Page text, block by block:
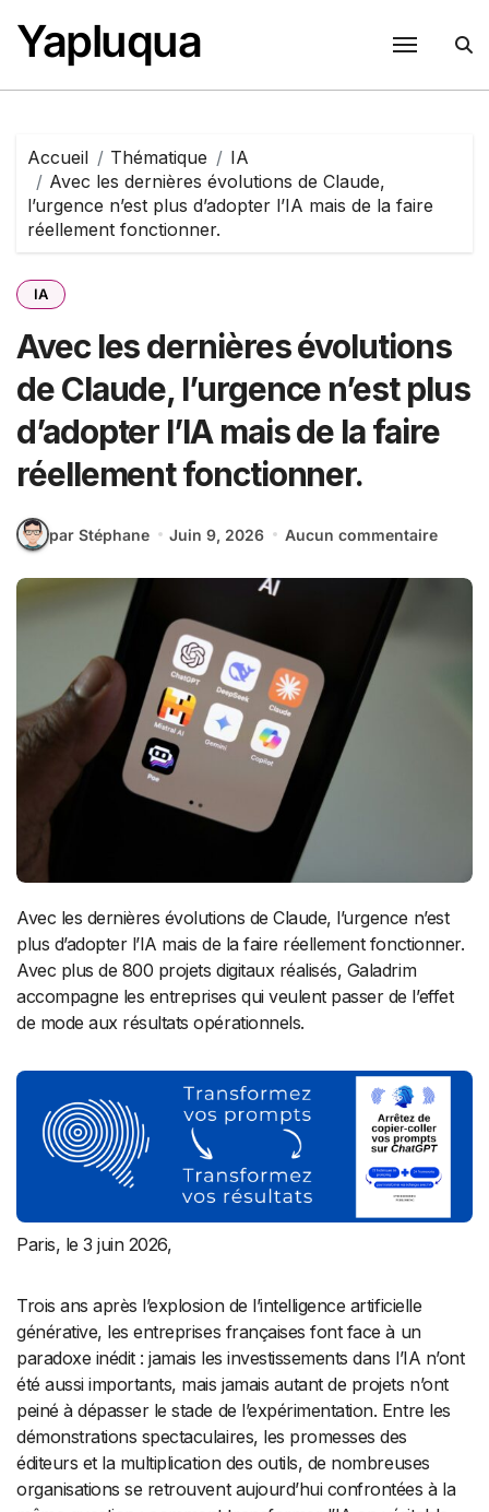
au
contenu
Yapluqua
Accueil Thématique
IA
Avec les dernières évolutions de Claude,
l’urgence n’est plus d’adopter l’IA mais de la faire
réellement fonctionner.
IA
Avec les dernières évolutions
de Claude, l’urgence n’est plus
d’adopter l’IA mais de la faire
réellement fonctionner.
par Stéphane Juin 9, 2026 Aucun commentaire
Avec les dernières évolutions de Claude, l’urgence n’est
plus d’adopter l’IA mais de la faire réellement fonctionner.
Avec plus de 800 projets digitaux réalisés, Galadrim
accompagne les entreprises qui veulent passer de l’effet
de mode aux résultats opérationnels.
Paris, le 3 juin 2026,
Trois ans après l’explosion de l’intelligence artificielle
générative, les entreprises françaises font face à un
paradoxe inédit : jamais les investissements dans l’IA n’ont
été aussi importants, mais jamais autant de projets n’ont
peiné à dépasser le stade de l’expérimentation. Entre les
démonstrations spectaculaires, les promesses des
éditeurs et la multiplication des outils, de nombreuses
organisations se retrouvent aujourd’hui confrontées à la